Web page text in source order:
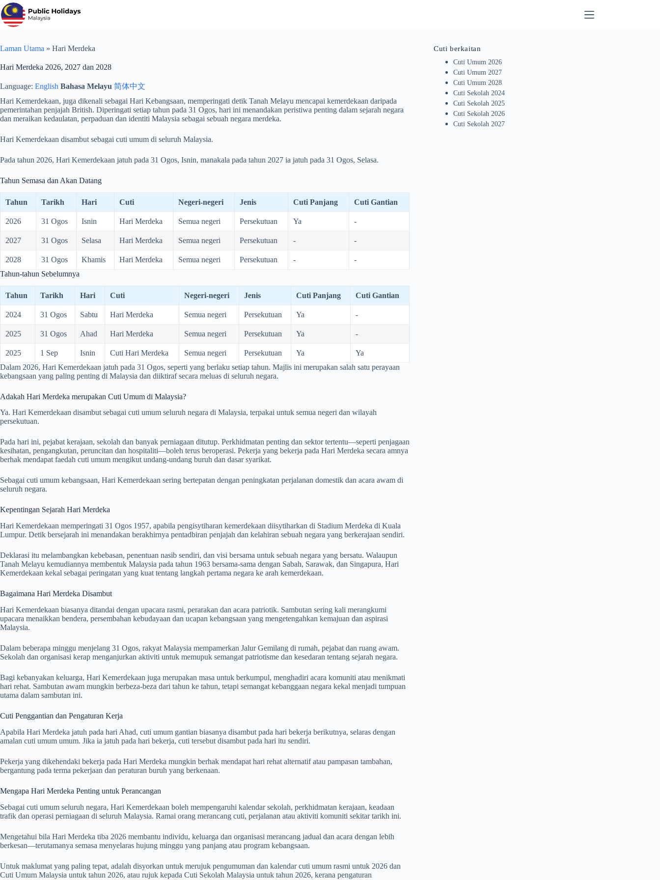
Langkau
ke
kandungan
Laman Utama » Hari Merdeka
Hari Merdeka 2026, 2027 dan 2028
Language: English Bahasa Melayu 简体中文
Hari Kemerdekaan, juga dikenali sebagai Hari Kebangsaan, memperingati detik Tanah Melayu mencapai kemerdekaan daripada
pemerintahan penjajah British. Diperingati setiap tahun pada 31 Ogos, hari ini menandakan peristiwa penting dalam sejarah negara
dan meraikan kedaulatan, perpaduan dan identiti Malaysia sebagai sebuah negara merdeka.
Hari Kemerdekaan disambut sebagai cuti umum di seluruh Malaysia.
Pada tahun 2026, Hari Kemerdekaan jatuh pada 31 Ogos, Isnin, manakala pada tahun 2027 ia jatuh pada 31 Ogos, Selasa.
Tahun Semasa dan Akan Datang
Tahun Tarikh Hari Cuti Negeri-negeri Jenis Cuti Panjang Cuti Gantian
2026 31 Ogos Isnin Hari Merdeka Semua negeri Persekutuan Ya -
2027 31 Ogos Selasa Hari Merdeka Semua negeri Persekutuan - -
2028 31 Ogos Khamis Hari Merdeka Semua negeri Persekutuan -
-
Tahun-tahun Sebelumnya
Tahun Tarikh Hari Cuti Negeri-negeri Jenis Cuti Panjang Cuti Gantian
2024 31 Ogos Sabtu Hari Merdeka Semua negeri Persekutuan Ya -
2025 31 Ogos Ahad Hari Merdeka Semua negeri Persekutuan Ya -
2025 1 Sep Isnin Cuti Hari Merdeka Semua negeri Persekutuan Ya
Ya
Dalam 2026, Hari Kemerdekaan jatuh pada 31 Ogos, seperti yang berlaku setiap tahun. Majlis ini merupakan salah satu perayaan
kebangsaan yang paling penting di Malaysia dan diiktiraf secara meluas di seluruh negara.
Adakah Hari Merdeka merupakan Cuti Umum di Malaysia?
Ya. Hari Kemerdekaan disambut sebagai cuti umum seluruh negara di Malaysia, terpakai untuk semua negeri dan wilayah
persekutuan.
Pada hari ini, pejabat kerajaan, sekolah dan banyak perniagaan ditutup. Perkhidmatan penting dan sektor tertentu—seperti penjagaan
kesihatan, pengangkutan, peruncitan dan hospitaliti—boleh terus beroperasi. Pekerja yang bekerja pada Hari Merdeka secara amnya
berhak mendapat faedah cuti umum mengikut undang-undang buruh dan dasar syarikat.
Sebagai cuti umum kebangsaan, Hari Kemerdekaan sering bertepatan dengan peningkatan perjalanan domestik dan acara awam di
seluruh negara.
Kepentingan Sejarah Hari Merdeka
Hari Kemerdekaan memperingati 31 Ogos 1957, apabila pengisytiharan kemerdekaan diisytiharkan di Stadium Merdeka di Kuala
Lumpur. Detik bersejarah ini menandakan berakhirnya pentadbiran penjajah dan kelahiran sebuah negara yang berkerajaan sendiri.
Deklarasi itu melambangkan kebebasan, penentuan nasib sendiri, dan visi bersama untuk sebuah negara yang bersatu. Walaupun
Tanah Melayu kemudiannya membentuk Malaysia pada tahun 1963 bersama-sama dengan Sabah, Sarawak, dan Singapura, Hari
Kemerdekaan kekal sebagai peringatan yang kuat tentang langkah pertama negara ke arah kemerdekaan.
Bagaimana Hari Merdeka Disambut
Hari Kemerdekaan biasanya ditandai dengan upacara rasmi, perarakan dan acara patriotik. Sambutan sering kali merangkumi
upacara menaikkan bendera, persembahan kebudayaan dan ucapan kebangsaan yang mengetengahkan kemajuan dan aspirasi
Malaysia.
Dalam beberapa minggu menjelang 31 Ogos, rakyat Malaysia mempamerkan Jalur Gemilang di rumah, pejabat dan ruang awam.
Sekolah dan organisasi kerap menganjurkan aktiviti untuk memupuk semangat patriotisme dan kesedaran tentang sejarah negara.
Bagi kebanyakan keluarga, Hari Kemerdekaan juga merupakan masa untuk berkumpul, menghadiri acara komuniti atau menikmati
hari rehat. Sambutan awam mungkin berbeza-beza dari tahun ke tahun, tetapi semangat kebanggaan negara kekal menjadi tumpuan
utama dalam sambutan ini.
Cuti Penggantian dan Pengaturan Kerja
Apabila Hari Merdeka jatuh pada hari Ahad, cuti umum gantian biasanya disambut pada hari bekerja berikutnya, selaras dengan
amalan cuti umum umum. Jika ia jatuh pada hari bekerja, cuti tersebut disambut pada hari itu sendiri.
Pekerja yang dikehendaki bekerja pada Hari Merdeka mungkin berhak mendapat hari rehat alternatif atau pampasan tambahan,
bergantung pada terma pekerjaan dan peraturan buruh yang berkenaan.
Mengapa Hari Merdeka Penting untuk Perancangan
Sebagai cuti umum seluruh negara, Hari Kemerdekaan boleh mempengaruhi kalendar sekolah, perkhidmatan kerajaan, keadaan
trafik dan operasi perniagaan di seluruh Malaysia. Ramai orang merancang cuti, perjalanan atau aktiviti komuniti sekitar tarikh ini.
Mengetahui bila Hari Merdeka tiba 2026 membantu individu, keluarga dan organisasi merancang jadual dan acara dengan lebih
berkesan—terutamanya semasa menyelaras hujung minggu yang panjang atau program kebangsaan.
Untuk maklumat yang paling tepat, adalah disyorkan untuk merujuk pengumuman dan kalendar cuti umum rasmi untuk 2026 dan
Cuti Umum Malaysia untuk tahun 2026, atau rujuk kepada Cuti Sekolah Malaysia untuk tahun 2026, kerana pengaturan
Cuti berkaitan
Cuti Umum 2026
Cuti Umum 2027
Cuti Umum 2028
Cuti Sekolah 2024
Cuti Sekolah 2025
Cuti Sekolah 2026
Cuti Sekolah 2027